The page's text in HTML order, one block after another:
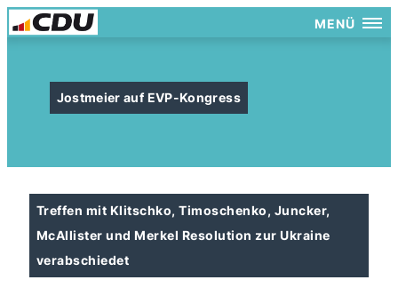
MENÜ
Jostmeier auf EVP-Kongress
Treffen mit Klitschko, Timoschenko, Juncker,
McAllister und Merkel Resolution zur Ukraine
verabschiedet